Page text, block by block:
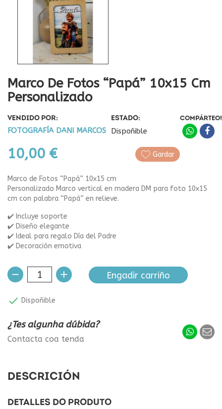
Marco De Fotos “Papá” 10x15 Cm
Personalizado
VENDIDO POR:
FOTOGRAFÍA DANI MARCOS
ESTADO:
Dispoñible
10,00 €
COMPÁRTEO!
Gardar
Marco de Fotos “Papá” 10x15 cm
Personalizado Marco vertical en madera DM para foto 10x15
cm con palabra “Papá” en relieve.
✔️ Incluye soporte
✔️ Diseño elegante
✔️ Ideal para regalo Día del Padre
✔️ Decoración emotiva
Engadir carriño
 Dispoñible
¿Tes algunha dúbida?
Contacta coa tenda
DESCRICIÓN
DETALLES DO PRODUTO